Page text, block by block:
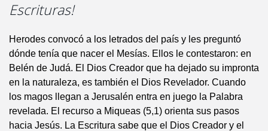
Escrituras!
Herodes convocó a los letrados del país y les preguntó
dónde tenía que nacer el Mesías. Ellos le contestaron: en
Belén de Judá. El Dios Creador que ha dejado su impronta
en la naturaleza, es también el Dios Revelador. Cuando
los magos llegan a Jerusalén entra en juego la Palabra
revelada. El recurso a Miqueas (5,1) orienta sus pasos
hacia Jesús. La Escritura sabe que el Dios Creador y el